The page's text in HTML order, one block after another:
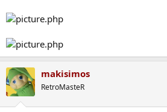
makisimos
RetroMasteR